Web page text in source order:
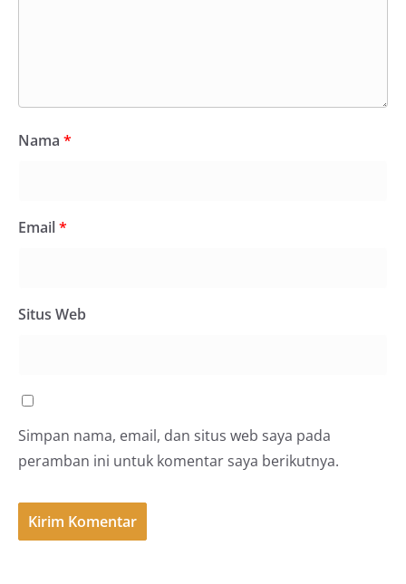
Nama *
Email*
Situs Web
Simpan nama, email, dan situs web saya pada
peramban ini untuk komentar saya berikutnya.